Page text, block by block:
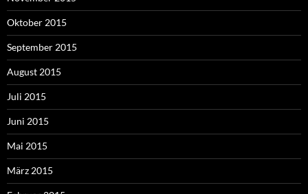
Oktober 2015
September 2015
August 2015
Juli 2015
Juni 2015
Mai 2015
März 2015